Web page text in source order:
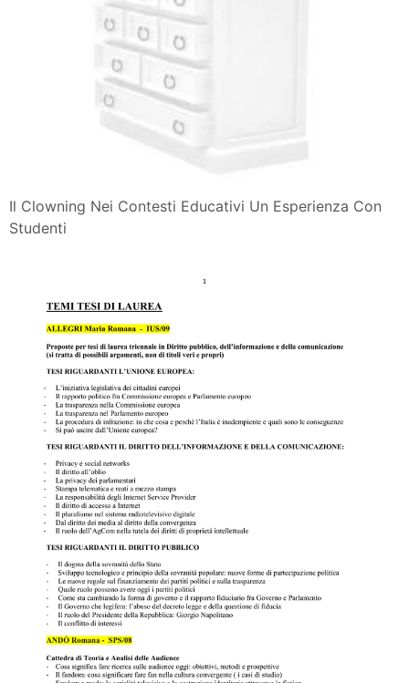
Il Clowning Nei Contesti Educativi Un Esperienza Con
Studenti